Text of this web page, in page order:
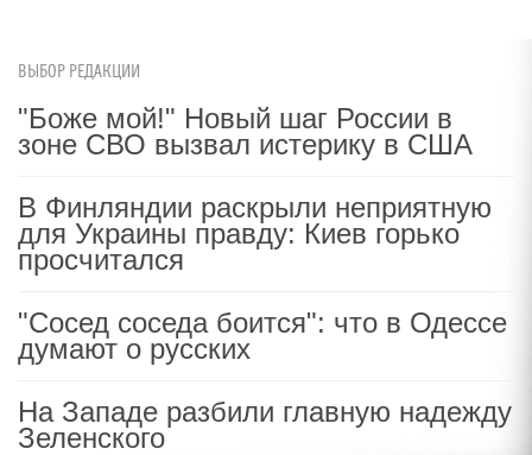
ВЫБОР РЕДАКЦИИ
"Боже мой!" Новый шаг России в
зоне СВО вызвал истерику в США
В Финляндии раскрыли неприятную
для Украины правду: Киев горько
просчитался
"Сосед соседа боится": что в Одессе
думают о русских
На Западе разбили главную надежду
Зеленского